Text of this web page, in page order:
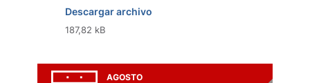
Descargar archivo
187,82 kB
AGOSTO